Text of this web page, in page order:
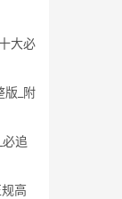
大必
版_附
追
高